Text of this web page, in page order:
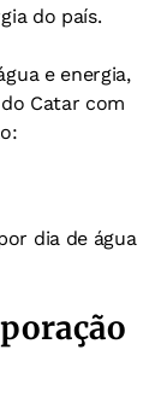
do país.
e energia,
Catar com
dia de água